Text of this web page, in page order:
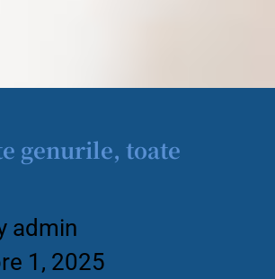
genurile, toate
admin
1, 2025